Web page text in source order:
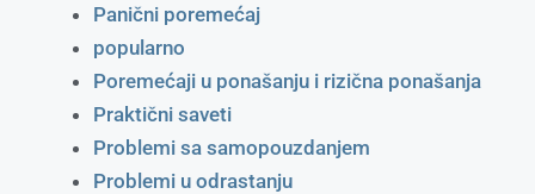
Panični poremećaj
popularno
Poremećaji u ponašanju i rizična ponašanja
Praktični saveti
Problemi sa samopouzdanjem
Problemi u odrastanju